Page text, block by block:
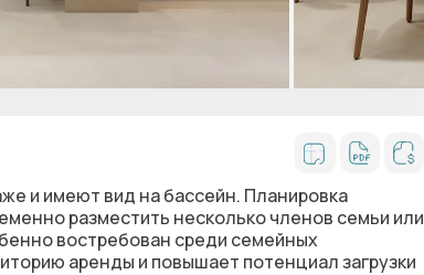
и имеют вид на бассейн. Планировка
разместить несколько членов семьи или
востребован среди семейных
аренды и повышает потенциал загрузки